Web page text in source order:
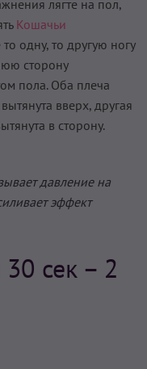
лягте на пол,
Кошачьи
одну, то другую ногу
сторону
пола. Оба плеча
вверх, другая
в сторону.
давление на
эффект
сек – 2